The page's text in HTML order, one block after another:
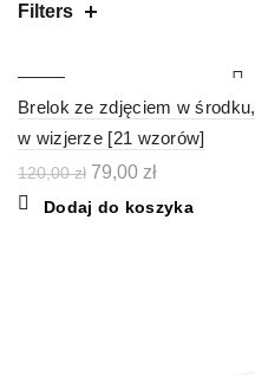
Filters
Brelok ze zdjęciem w środku,
w wizjerze [21 wzorów]
120,00zł Pierwotna
wynosiła:
79,00 złAktualna
wynosi:
Dodaj do koszyka